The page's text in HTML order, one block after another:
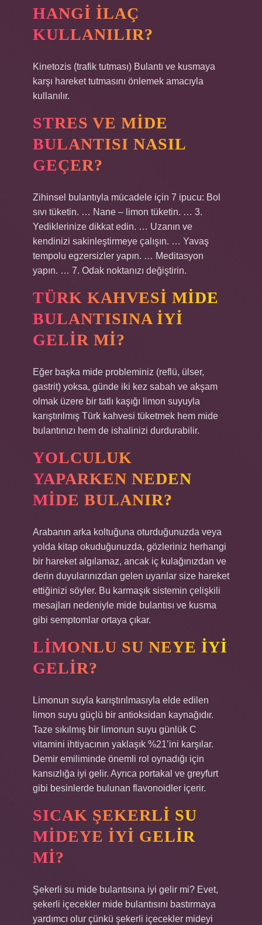
HANGI ILAÇ
KULLANILIR?
Kinetozis (trafik tutması) Bulantı ve kusmaya
karşı hareket tutmasını önlemek amacıyla
kullanılır.
STRES VE MIDE
BULANTISI NASIL
GEÇER?
Zihinsel bulantıyla mücadele için 7 ipucu: Bol
sıvı tüketin. … Nane – limon tüketin. … 3.
Yediklerinize dikkat edin. … Uzanın ve
kendinizi sakinleştirmeye çalışın. … Yavaş
tempolu egzersizler yapın. … Meditasyon
yapın. … 7. Odak noktanızı değiştirin.
TÜRK KAHVESI MIDE
BULANTISINA IYI
GELIR MI?
Eğer başka mide probleminiz (reflü, ülser,
gastrit) yoksa, günde iki kez sabah ve akşam
olmak üzere bir tatlı kaşığı limon suyuyla
karıştırılmış Türk kahvesi tüketmek hem mide
bulantınızı hem de ishalinizi durdurabilir.
YOLCULUK
YAPARKEN NEDEN
MIDE BULANIR?
Arabanın arka koltuğuna oturduğunuzda veya
yolda kitap okuduğunuzda, gözleriniz herhangi
bir hareket algılamaz, ancak iç kulağınızdan ve
derin duyularınızdan gelen uyarılar size hareket
ettiğinizi söyler. Bu karmaşık sistemin çelişkili
mesajları nedeniyle mide bulantısı ve kusma
gibi semptomlar ortaya çıkar.
LIMONLU SU NEYE IYI
GELIR?
Limonun suyla karıştırılmasıyla elde edilen
limon suyu güçlü bir antioksidan kaynağıdır.
Taze sıkılmış bir limonun suyu günlük C
vitamini ihtiyacının yaklaşık %21’ini karşılar.
Demir emiliminde önemli rol oynadığı için
kansızlığa iyi gelir. Ayrıca portakal ve greyfurt
gibi besinlerde bulunan flavonoidler içerir.
SICAK ŞEKERLI SU
MIDEYE IYI GELIR
MI?
Şekerli su mide bulantısına iyi gelir mi? Evet,
şekerli içecekler mide bulantısını bastırmaya
yardımcı olur çünkü şekerli içecekler mideyi